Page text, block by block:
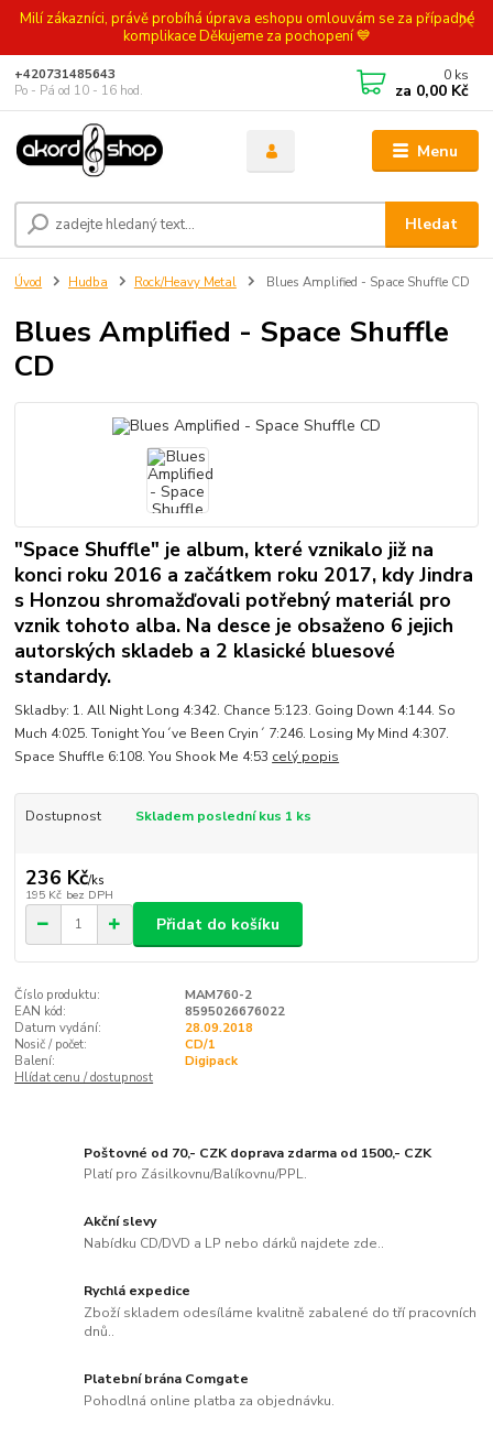
Milí zákazníci, právě probíhá úprava eshopu omlouvám se za případné
komplikace Děkujeme za pochopení 💙
Menu
Hledat
+420731485643
Po - Pá od 10 - 16 hod.
0 ks
za 0,00 Kč
Úvod Hudba Rock/Heavy Metal Blues Amplified - Space Shuffle CD
Blues Amplified - Space Shuffle
CD
"Space Shuffle" je album, které vznikalo již na
konci roku 2016 a začátkem roku 2017, kdy Jindra
s Honzou shromažďovali potřebný materiál pro
vznik tohoto alba. Na desce je obsaženo 6 jejich
autorských skladeb a 2 klasické bluesové
standardy.
Skladby: 1. All Night Long 4:342. Chance 5:123. Going Down 4:144. So
Much 4:025. Tonight You´ve Been Cryin´ 7:246. Losing My Mind 4:307.
Space Shuffle 6:108. You Shook Me 4:53 celý popis
Dostupnost Skladem poslední kus 1 ks
236 Kč/ks
195 Kč bez DPH
Přidat do košíku
Číslo produktu:
MAM760-2
EAN kód:
8595026676022
Datum vydání:
28.09.2018
Nosič / počet:
CD/1
Balení:
Digipack
Hlídat cenu / dostupnost
Poštovné od 70,- CZK doprava zdarma od 1500,- CZK
Platí pro Zásilkovnu/Balíkovnu/PPL.
Akční slevy
Nabídku CD/DVD a LP nebo dárků najdete zde..
Rychlá expedice
Zboží skladem odesíláme kvalitně zabalené do tří pracovních
dnů..
Platební brána Comgate
Pohodlná online platba za objednávku.